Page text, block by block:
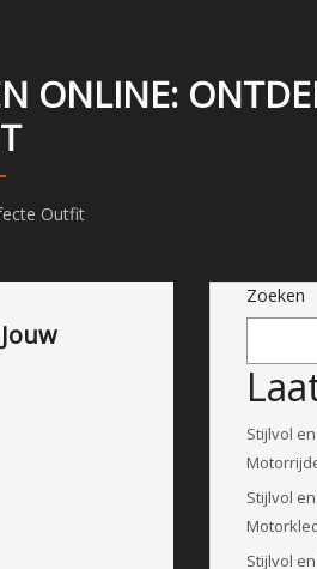
ONLINE:
Outfit
Zoeken
Stijlvol
Stijlvol
Stijlvol